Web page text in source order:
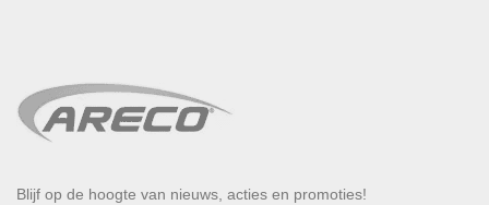
Blijf op de hoogte van nieuws, acties en promoties!